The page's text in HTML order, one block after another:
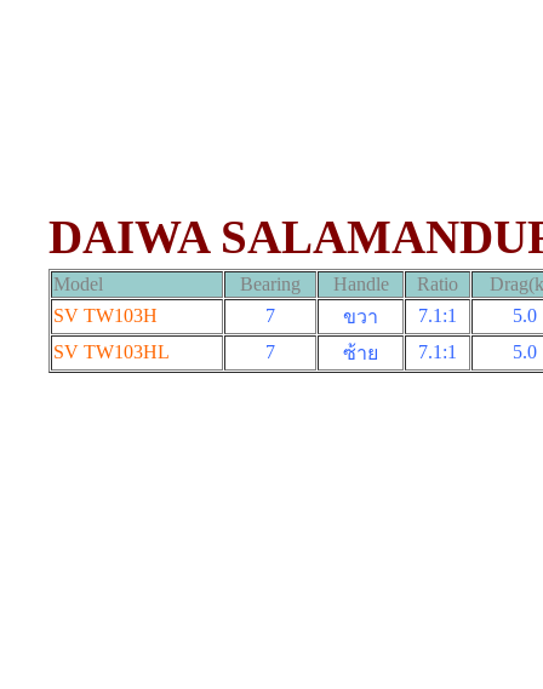
DAIWA
Model Bearing Handle Ratio
SV TW103H
7 ขวา 7.1:1
5.0
SV TW103HL
7 ซ้าย 7.1:1 5.0